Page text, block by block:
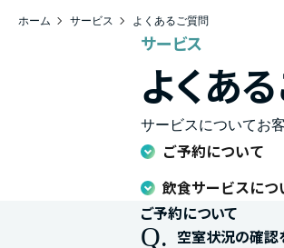
ホーム サービス よくあるご質問
サービス
よくあ
サービスについてお
ご予約について
飲食サービスにつ
ご予約について
空室状況の確